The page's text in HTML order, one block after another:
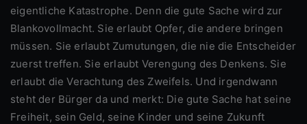
eigentliche Katastrophe. Denn die gute Sache wird zur
Blankovollmacht. Sie erlaubt Opfer, die andere bringen
müssen. Sie erlaubt Zumutungen, die nie die Entscheider
zuerst treffen. Sie erlaubt Verengung des Denkens. Sie
erlaubt die Verachtung des Zweifels. Und irgendwann
steht der Bürger da und merkt: Die gute Sache hat seine
Freiheit, sein Geld, seine Kinder und seine Zukunft